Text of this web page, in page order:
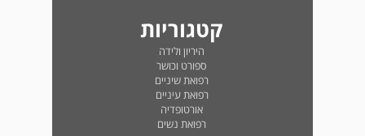
קטגוריות
היריון ולידה
ספורט וכושר
רפואת שיניים
רפואת עיניים
אורטופדיה
רפואת נשים